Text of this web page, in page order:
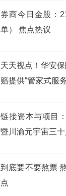
券商今日金股：
单） 焦点热议
天天视点！华安
赔提供“管家式服
链接资本与项目
暨川渝元宇宙三
到底要不要熬票
点